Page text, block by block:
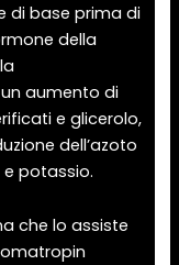
di base prima di
della
aumento di
e glicerolo,
dell’azoto
e potassio.
che lo assiste